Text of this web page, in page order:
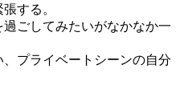
する。
ごしてみたいがなかなか一
プライベートシーンの自分